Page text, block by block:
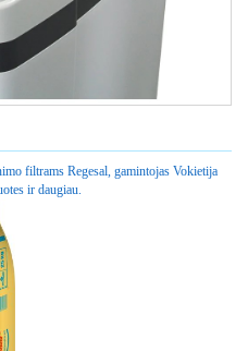
filtrams Regesal, gamintojas Vokietija
ir daugiau.